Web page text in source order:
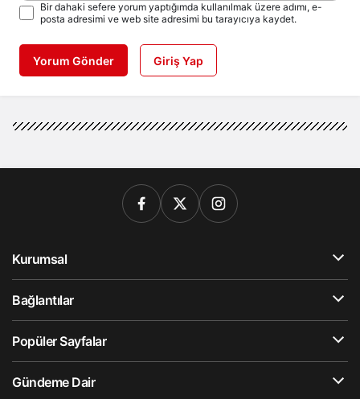
Bir dahaki sefere yorum yaptığımda kullanılmak üzere adımı, e-
posta adresimi ve web site adresimi bu tarayıcıya kaydet.
Yorum Gönder Giriş Yap
Kurumsal
Bağlantılar
Popüler Sayfalar
Gündeme Dair